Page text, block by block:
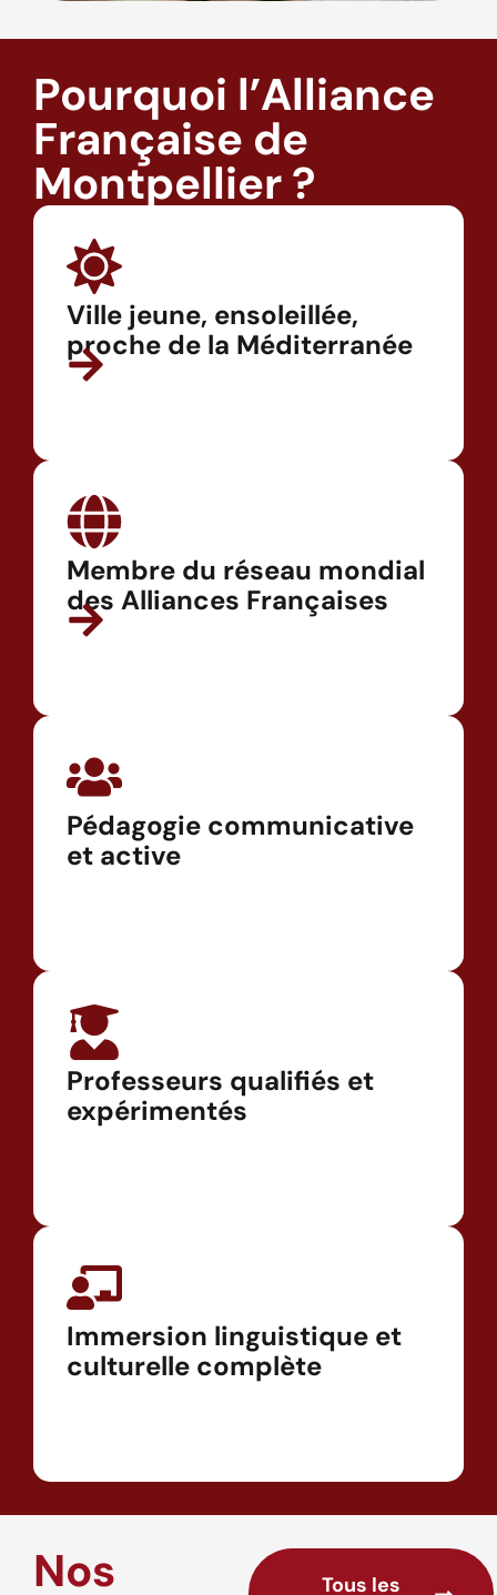
Pourquoi l’Alliance
Française de
Montpellier ?
Ville jeune, ensoleillée,
proche de la Méditerranée
Membre du réseau mondial
des Alliances Françaises
Pédagogie communicative
et active
Professeurs qualifiés et
expérimentés
Immersion linguistique et
culturelle complète
Nos Tous les